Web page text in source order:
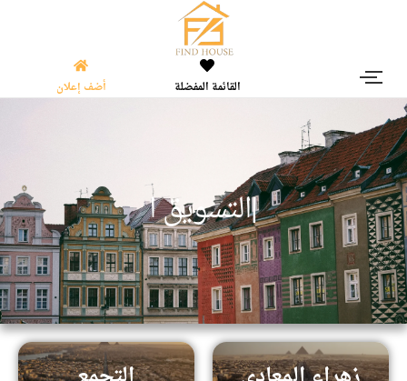
القائمة المفضلة أضف إعلان
التسويقالعق |